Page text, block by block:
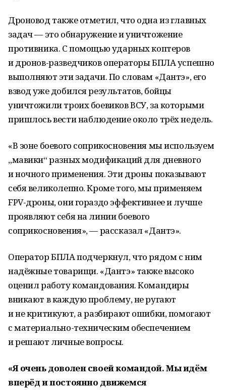
Дроновод также отметил, что одна из главных
задач — это обнаружение и уничтожение
противника. С помощью ударных коптеров
и дронов-разведчиков операторы БПЛА успешно
выполняют эти задачи. По словам «Дантэ», его
взвод уже добился результатов, бойцы
уничтожили троих боевиков ВСУ, за которыми
пришлось вести наблюдение около трёх недель.
«В зоне боевого соприкосновения мы используем
„мавики“ разных модификаций для дневного
и ночного применения. Эти дроны показывают
себя великолепно. Кроме того, мы применяем
FPV-дроны, они гораздо эффективнее и лучше
проявляют себя на линии боевого
соприкосновения», — рассказал «Дантэ».
Оператор БПЛА подчеркнул, что рядом с ним
надёжные товарищи. «Дантэ» также высоко
оценил работу командования. Командиры
вникают в каждую проблему, не ругают
и не критикуют, а разбирают ошибки, помогают
с материально-техническим обеспечением
и решают личные вопросы.
«Я очень доволен своей командой. Мы идём
вперёд и постоянно движемся